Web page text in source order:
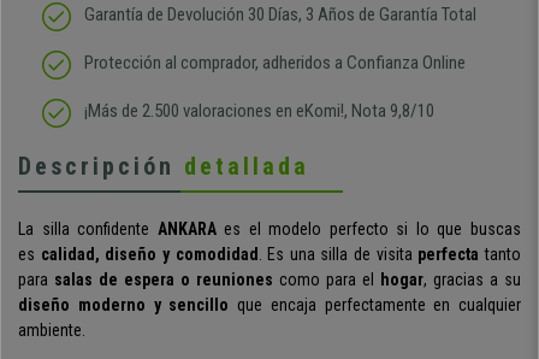
Garantía de Devolución 30 Días, 3 Años de Garantía Total
Protección al comprador, adheridos a Confianza Online
¡Más de 2.500 valoraciones en eKomi!, Nota 9,8/10
Descripción detallada
La silla confidente ANKARA es el modelo perfecto si lo que buscas
es calidad, diseño y comodidad . Es una silla de visita perfecta tanto
para salas de espera o reuniones como para el hogar, gracias a su
diseño moderno y sencillo que encaja perfectamente en cualquier
ambiente.